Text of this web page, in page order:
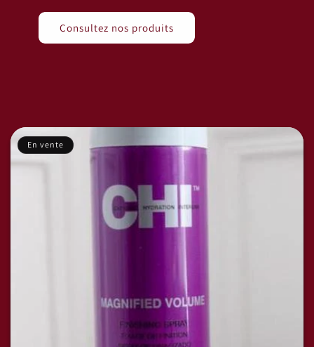
Consultez nos produits
En vente